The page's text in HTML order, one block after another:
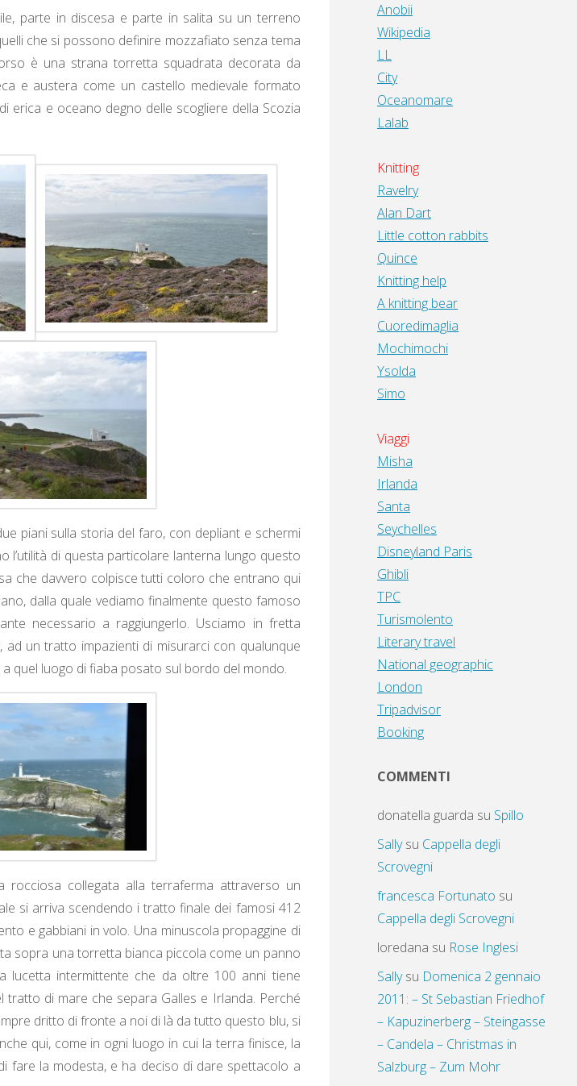
parte in discesa e parte in salita su un terreno
che si possono definire mozzafiato senza tema
è una strana torretta squadrata decorata da
e austera come un castello medievale formato
erica e oceano degno delle scogliere della Scozia
piani sulla storia del faro, con depliant e schermi
l’utilità di questa particolare lanterna lungo questo
che davvero colpisce tutti coloro che entrano qui
dalla quale vediamo finalmente questo famoso
necessario a raggiungerlo. Usciamo in fretta
ad un tratto impazienti di misurarci con qualunque
quel luogo di fiaba posato sul bordo del mondo.
collegata alla terraferma attraverso un
si arriva scendendo i tratto finale dei famosi 412
e gabbiani in volo. Una minuscola propaggine di
sopra una torretta bianca piccola come un panno
lucetta intermittente che da oltre 100 anni tiene
tratto di mare che separa Galles e Irlanda. Perché
dritto di fronte a noi di là da tutto questo blu, si
qui, come in ogni luogo in cui la terra finisce, la
fare la modesta, e ha deciso di dare spettacolo a
Anobii
Wikipedia
LL
City
Oceanomare
Lalab
Knitting
Ravelry
Alan Dart
Little cotton rabbits
Quince
Knitting help
A knitting bear
Cuoredimaglia
Mochimochi
Ysolda
Simo
Viaggi
Misha
Irlanda
Santa
Seychelles
Disneyland Paris
Ghibli
TPC
Turismolento
Literary travel
National geographic
London
Tripadvisor
Booking
COMMENTI
donatella guarda su Spillo
Sallysu Cappella degli
Scrovegni
francesca Fortunato su
Cappella degli Scrovegni
loredana su Rose Inglesi
Sallysu Domenica 2 gennaio
2011: – St Sebastian Friedhof
– Kapuzinerberg – Steingasse
– Candela – Christmas in
Salzburg – Zum Mohr